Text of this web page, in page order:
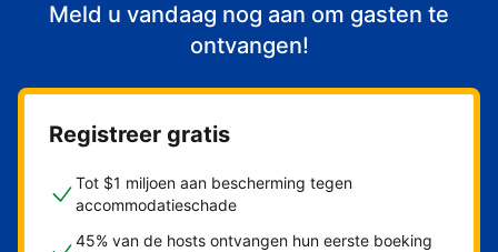
Meld u vandaag nog aan om gasten te
ontvangen!
Registreer gratis
Tot $1 miljoen aan bescherming tegen
accommodatieschade
45% van de hosts ontvangen hun eerste boeking